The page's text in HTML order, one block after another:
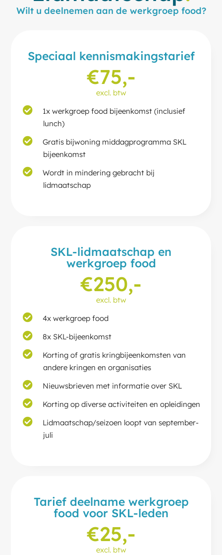
Wilt u deelnemen aan de werkgroep food?
Speciaal kennismakingstarief
€75,-
excl. btw
1x werkgroep food bijeenkomst (inclusief
lunch)
Gratis bijwoning middagprogramma SKL
bijeenkomst
Wordt in mindering gebracht bij
lidmaatschap
SKL-lidmaatschap en
werkgroep food
€250,-
excl. btw
4x werkgroep food
8x SKL-bijeenkomst
Korting of gratis kringbijeenkomsten van
andere kringen en organisaties
Nieuwsbrieven met informatie over SKL
Korting op diverse activiteiten en opleidingen
Lidmaatschap/seizoen loopt van september-
juli
Tarief deelname werkgroep
food voor SKL-leden
€25,-
excl. btw